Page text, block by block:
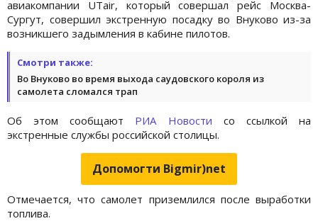
авиакомпании UTair, который совершал рейс Москва-
Сургут, совершил экстренную посадку во Внуково из-за
возникшего задымления в кабине пилотов.
Смотри также:
Во Внуково во время выхода саудовского короля из
самолета сломался трап
Об этом сообщают РИА Новости со ссылкой на
экстренные службы российской столицы.
Допомогти Bigmir)net
Отмечается, что самолет приземлился после выработки
топлива.